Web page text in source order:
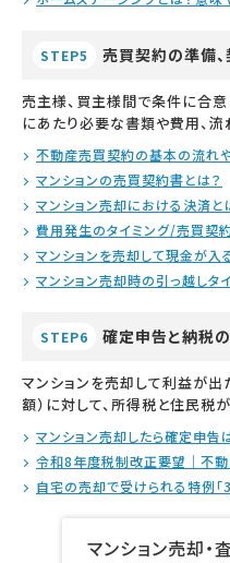
STEP5 売買契約の準備
売主様、買主様間で条件に合意
にあたり必要な書類や費用、流
不動産売買契約の基本の流れ
マンションの売買契約書とは？
マンション売却における決済と
費用発生のタイミング/売買契約
マンションを売却して現金が入
マンション売却時の引っ越しタ
STEP6 確定申告と納税
マンションを売却して利益が出
額）に対して、所得税と住民税
マンション売却したら確定申
令和8年度税制改正要望｜不
自宅の売却で受けられる特例「
マンション売却・